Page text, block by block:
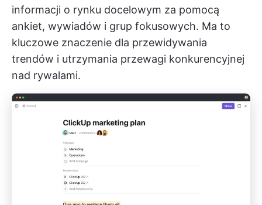
informacji o rynku docelowym za pomocą
ankiet, wywiadów i grup fokusowych. Ma to
kluczowe znaczenie dla przewidywania
trendów i utrzymania przewagi konkurencyjnej
nad rywalami.